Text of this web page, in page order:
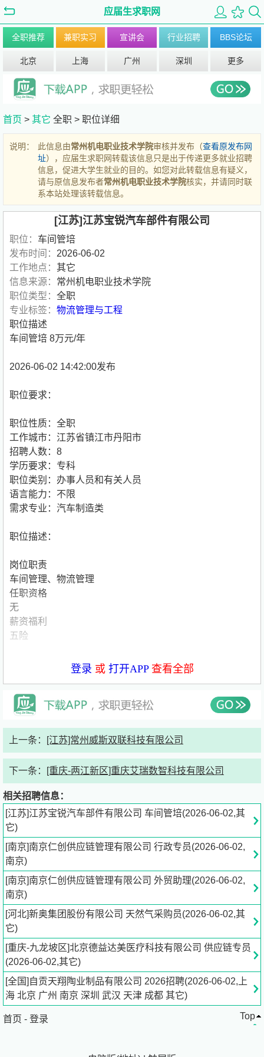
应届生求职网
全职推荐 兼职实习 宣讲会 行业招聘 BBS论坛
北京 上海 广州 深圳 更多
首页 > 其它 全职 > 职位详细
说明： 此信息由常州机电职业技术学院审核并发布（查看原发布网
址），应届生求职网转载该信息只是出于传递更多就业招聘
信息，促进大学生就业的目的。如您对此转载信息有疑义，
请与原信息发布者常州机电职业技术学院核实，并请同时联
系本站处理该转载信息。
[江苏]江苏宝锐汽车部件有限公司
职位： 车间管培
发布时间： 2026-06-02
工作地点： 其它
信息来源： 常州机电职业技术学院
职位类型： 全职
专业标签： 物流管理与工程
职位描述
车间管培 8万元/年
2026-06-02 14:42:00发布
职位要求：
职位性质：全职
工作城市：江苏省镇江市丹阳市
招聘人数：8
学历要求：专科
职位类别：办事人员和有关人员
语言能力：不限
需求专业：汽车制造类
职位描述：
岗位职责
车间管理、物流管理
任职资格
无
薪资福利
五险
联系人：景*
简历接收邮箱：z*******@js-baorui.com
公司介绍：
车配件产品，集研发、生产和销售于一体，以汽车模具，钣
金件以及车身覆盖件为主体的公司。公司成立于1997年，
地处素有“中国灯具城”之美誉的江苏省丹阳市界牌镇，地理
位置十分优越，南邻不足20公里便是常州民航机场，西行
20公里便为沪宁高速公路入口，北距十几公里就是大港港
口，水陆空交通便捷。本公司占地面积达6.5万平方米，其
中工业建筑面积为5.04万平方米，现有员工200多人，其中
专业技术工程师40余人
公司基本信息
江苏宝锐汽车部件有限公司
单位行业：汽车制造业
单位性质：其他企业（含民营企业等）
单位规模：301-1000人
申请职位： cz***.cn[点击查看]
登录 或 打开APP查看全部
上一条： [江苏]常州威斯双联科技有限公司
下一条： [重庆-两江新区]重庆艾瑞数智科技有限公司
相关招聘信息：
[江苏]江苏宝锐汽车部件有限公司 车间管培(2026-06-02,其
它)
[南京]南京仁创供应链管理有限公司 行政专员(2026-06-02,
南京)
[南京]南京仁创供应链管理有限公司 外贸助理(2026-06-02,
南京)
[河北]新奥集团股份有限公司 天然气采购员(2026-06-02,其
它)
[重庆-九龙坡区]北京德益达美医疗科技有限公司 供应链专员
(2026-06-02,其它)
[全国]自贡天翔陶业制品有限公司 2026招聘(2026-06-02,上
海 北京 广州 南京 深圳 武汉 天津 成都 其它)
首页 - 登录 Top